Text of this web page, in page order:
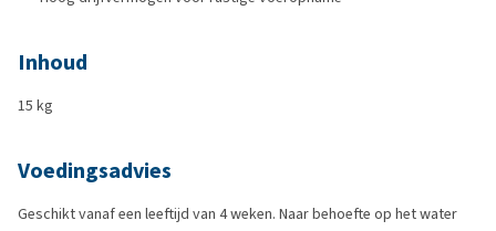
Inhoud
15 kg
Voedingsadvies
Geschikt vanaf een leeftijd van 4 weken. Naar behoefte op het water